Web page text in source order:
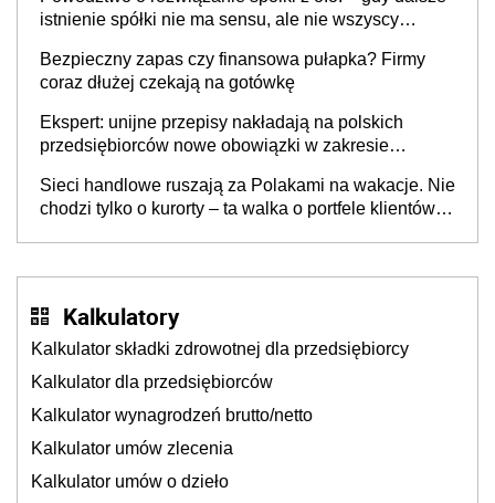
istnienie spółki nie ma sensu, ale nie wszyscy
Bezpieczny zapas czy finansowa pułapka? Firmy
coraz dłużej czekają na gotówkę
Ekspert: unijne przepisy nakładają na polskich
przedsiębiorców nowe obowiązki w zakresie
Sieci handlowe ruszają za Polakami na wakacje. Nie
chodzi tylko o kurorty – ta walka o portfele klientów
Kalkulatory
Kalkulator składki zdrowotnej dla przedsiębiorcy
Kalkulator dla przedsiębiorców
Kalkulator wynagrodzeń brutto/netto
Kalkulator umów zlecenia
Kalkulator umów o dzieło